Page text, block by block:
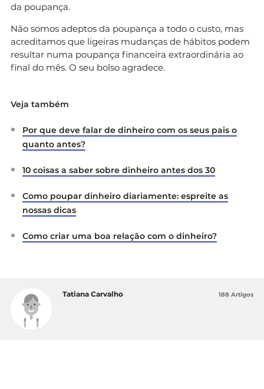
da poupança.
Não somos adeptos da poupança a todo o custo, mas
acreditamos que ligeiras mudanças de hábitos podem
resultar numa poupança financeira extraordinária ao
final do mês. O seu bolso agradece.
Veja também
Por que deve falar de dinheiro com os seus pais o
quanto antes?
10 coisas a saber sobre dinheiro antes dos 30
Como poupar dinheiro diariamente: espreite as
nossas dicas
Como criar uma boa relação com o dinheiro?
Tatiana Carvalho 188 Artigos